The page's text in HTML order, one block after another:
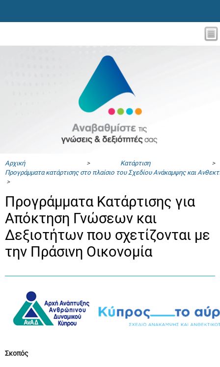
Αρχική> Κατάρτιση>
Προγράμματα κατάρτισης στο πλαίσιο του Σχεδίου Ανάκαμψης και
>
Προγράμματα Κατάρτισης για
Απόκτηση Γνώσεων και
Δεξιοτήτων που σχετίζονται με
την Πράσινη Οικονομία
Σκοπός